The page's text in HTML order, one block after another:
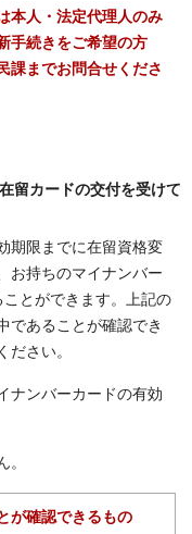
本人・法定代理人のみ
手続きをご希望の方
課までお問合せくださ
留カードの交付を受けて
期限までに在留資格変
お持ちのマイナンバー
とができます。上記の
であることが確認でき
ださい。
ナンバーカードの有効
。
が確認できるもの